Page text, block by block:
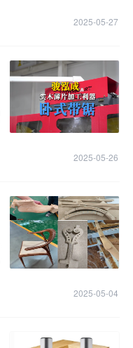
2025-05-27
2025-05-26
2025-05-04